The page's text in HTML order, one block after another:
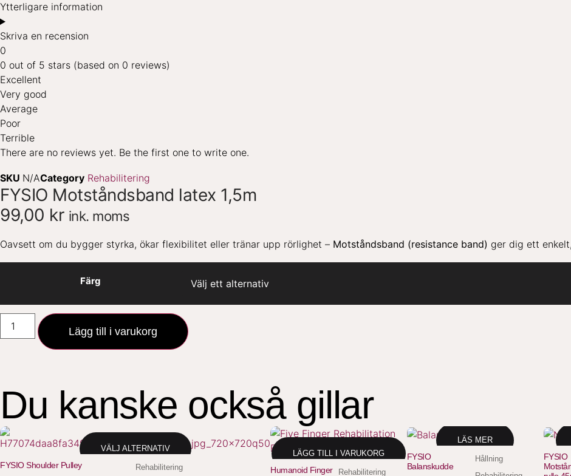
Ytterligare information
Skriva en recension
0
0 out of 5 stars (based on 0 reviews)
Excellent
Very good
Average
Poor
Terrible
There are no reviews yet. Be the first one to write one.
SKU N/ACategory Rehabilitering
FYSIO Motståndsband latex 1,5m
99,00 kr ink. moms
Oavsett om du bygger styrka, ökar flexibilitet eller tränar upp rörlighet – Motståndsband (resistance band) ger dig ett
Färg
Lägg till i varukorg
Du kanske också gillar
VÄLJ ALTERNATIV
FYSIO Shoulder Pulley
Rehabilitering
LÄGG TILL I VARUKORG
Humanoid Finger
Rehabilitering
LÄS MER
FYSIO
Balanskudde
Hållning
FYSIO